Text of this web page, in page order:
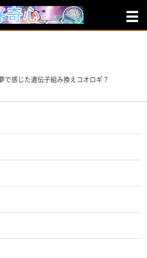
で感じた遺伝子組み換えコオロギ？